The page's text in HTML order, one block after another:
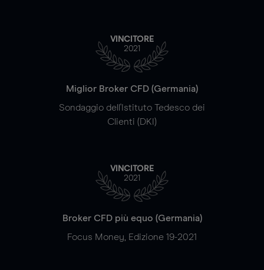
VINCITORE
2021
Miglior Broker CFD (Germania)
Sondaggio dell'Istituto Tedesco dei
Clienti (DKI)
VINCITORE
2021
Broker CFD più equo (Germania)
Focus Money, Edizione 19-2021